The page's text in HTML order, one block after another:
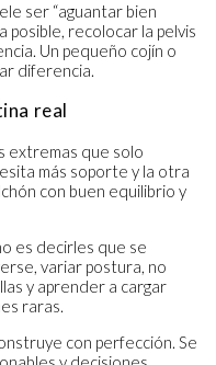
ser “aguantar bien
posible, recolocar la pelvis
Un pequeño cojín o
diferencia.
real
extremas que solo
más soporte y la otra
con buen equilibrio y
es decirles que se
variar postura, no
y aprender a cargar
raras.
con perfección. Se